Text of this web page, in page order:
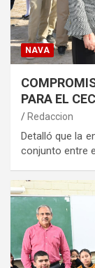
NAVA
PARA EL
Redaccion
Detalló que la
conjunto entre